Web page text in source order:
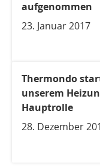
aufgenommen
23. Januar 2017
Thermondo
unserem
Hauptrolle
28. Dezember